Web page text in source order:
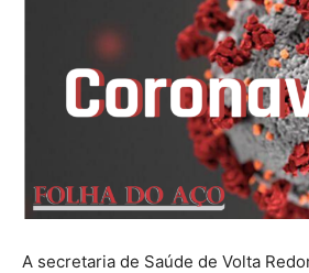
A secretaria de Saúde de Volta